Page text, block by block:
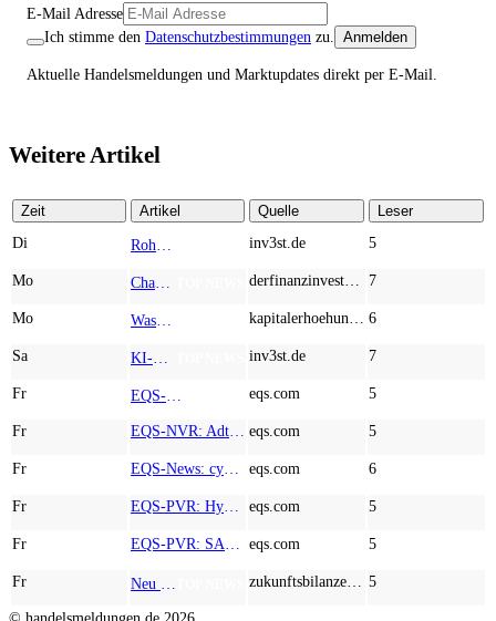
E-Mail Adresse
Ich stimme den Datenschutzbestimmungen zu. Anmelden
Aktuelle Handelsmeldungen und Marktupdates direkt per E-Mail.
Weitere Artikel
Zeit Artikel Quelle
Leser
Di
inv3st.de 5
Mo 7
Mo 6
Sa inv3st.de 7
Fr eqs.com 5
Fr eqs.com 5
Fr eqs.com 6
Fr eqs.com 5
Fr eqs.com 5
Fr 5